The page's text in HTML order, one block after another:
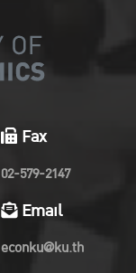
Fax
02-579-2147
Email
econku@ku.th